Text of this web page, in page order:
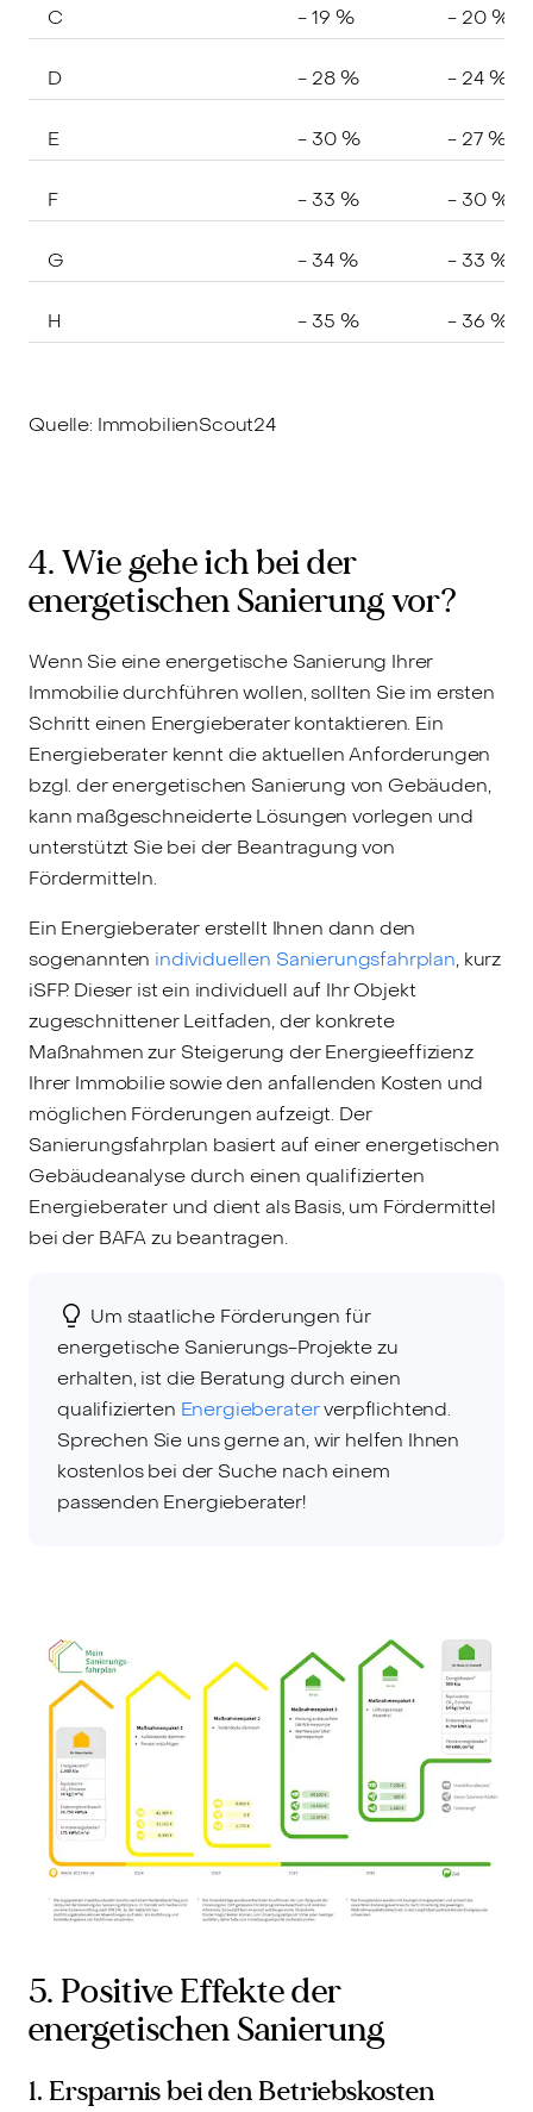
C - 19 % - 20 %
D - 28 % - 24 %
E - 30 % - 27 %
F - 33 % - 30 %
G - 34 % - 33 %
H - 35 % - 36 %
Quelle: ImmobilienScout24
4. Wie gehe ich bei der
energetischen Sanierung vor?
Wenn Sie eine energetische Sanierung Ihrer
Immobilie durchführen wollen, sollten Sie im ersten
Schritt einen Energieberater kontaktieren. Ein
Energieberater kennt die aktuellen Anforderungen
bzgl. der energetischen Sanierung von Gebäuden,
kann maßgeschneiderte Lösungen vorlegen und
unterstützt Sie bei der Beantragung von
Fördermitteln.
Ein Energieberater erstellt Ihnen dann den
sogenannten individuellen Sanierungsfahrplan, kurz
iSFP. Dieser ist ein individuell auf Ihr Objekt
zugeschnittener Leitfaden, der konkrete
Maßnahmen zur Steigerung der Energieeffizienz
Ihrer Immobilie sowie den anfallenden Kosten und
möglichen Förderungen aufzeigt. Der
Sanierungsfahrplan basiert auf einer energetischen
Gebäudeanalyse durch einen qualifizierten
Energieberater und dient als Basis, um Fördermittel
bei der BAFA zu beantragen.
Um staatliche Förderungen für
energetische Sanierungs-Projekte zu
erhalten, ist die Beratung durch einen
qualifizierten Energieberaterverpflichtend.
Sprechen Sie uns gerne an, wir helfen Ihnen
kostenlos bei der Suche nach einem
passenden Energieberater!
5. Positive Effekte der
energetischen Sanierung
1. Ersparnis bei den Betriebskosten